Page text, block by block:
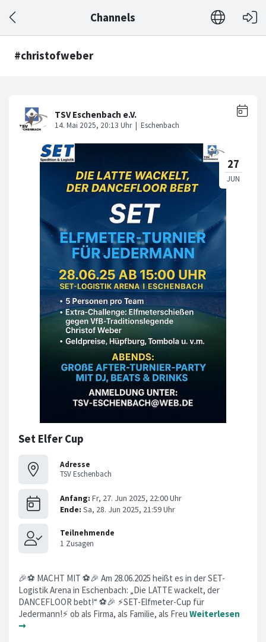
Channels
#christofweber
Set Elfer Cup
Adresse
TSV Eschenbach
🎉⚽ MACHT MIT ⚽🎉 Am 28.06.2025 heißt es in der SET-
Logistik Arena in Eschenbach: „Die LATTE wackelt, der
DANCEFLOOR bebt!“ ⚽️🎉 ⚡SET-Elfmeter-Cup für
Jedermann!⚡ ob als Firma, als Familie, als Freu Weiterlesen
➞